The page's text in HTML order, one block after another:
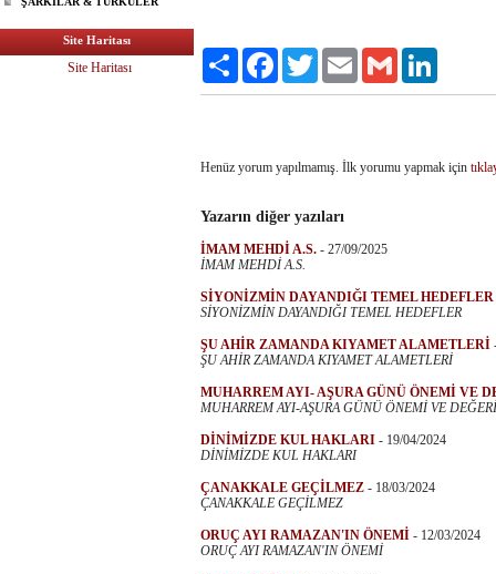
Site Haritası
Site Haritası
Paylaş FacebookTwitter Email Gmail
Henüz yorum yapılmamış. İlk yorumu yapmak için
Yazarın diğer yazıları
İMAM MEHDİ A.S. - 27/09/2025
İMAM MEHDİ A.S.
SİYONİZMİN DAYANDIĞI TEMEL HEDEFLER
SİYONİZMİN DAYANDIĞI TEMEL HEDEFLER
ŞU AHİR ZAMANDA KIYAMET ALAMETLERİ
ŞU AHİR ZAMANDA KIYAMET ALAMETLERİ
MUHARREM AYI- AŞURA GÜNÜ ÖNEMİ VE
MUHARREM AYI-AŞURA GÜNÜ ÖNEMİ VE DEĞERİ
DİNİMİZDE KUL HAKLARI - 19/04/2024
DİNİMİZDE KUL HAKLARI
ÇANAKKALE GEÇİLMEZ - 18/03/2024
ÇANAKKALE GEÇİLMEZ
ORUÇ AYI RAMAZAN'IN ÖNEMİ - 12/03/2024
ORUÇ AYI RAMAZAN'IN ÖNEMİ